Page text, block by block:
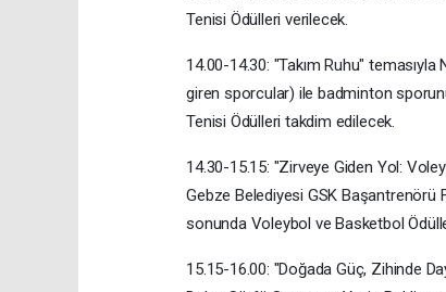
Tenisi Ödülleri verilecek.
14.00-14.30: "Takım Ruhu"
giren sporcular) ile badminton
Tenisi Ödülleri takdim edilecek.
14.30-15.15: "Zirveye Giden Yol:
Gebze Belediyesi GSK Başantrenörü
sonunda Voleybol ve Basketbol
15.15-16.00: "Doğada Güç, Zihinde